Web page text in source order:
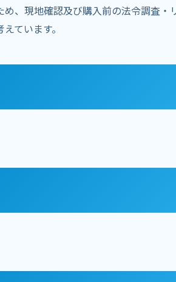
、現地確認及び購入前の法令調査・
ています。